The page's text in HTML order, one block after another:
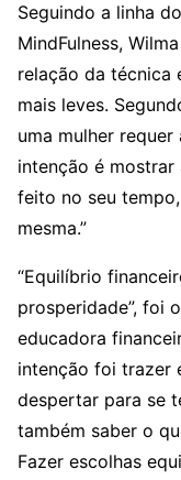
Seguindo a linha
MindFulness,
relação da técnica
mais leves.
uma mulher
intenção é mostrar
feito no seu
mesma.”
“Equilíbrio
prosperidade”, foi
educadora
intenção foi trazer
despertar para se
também saber o
Fazer escolhas